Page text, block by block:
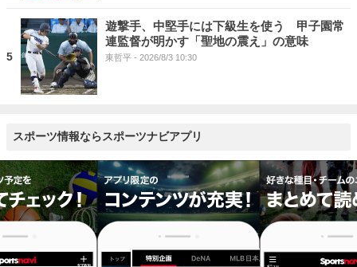
5
遊撃手、中堅手には下級生を使う 甲子園常
連監督が明かす「聖地の震え」の意味
東哲平 - 2026/8/3 10:30
スポーツ情報ならスポーツナビアプリ